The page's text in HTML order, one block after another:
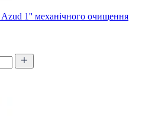
1'' механічного очищення